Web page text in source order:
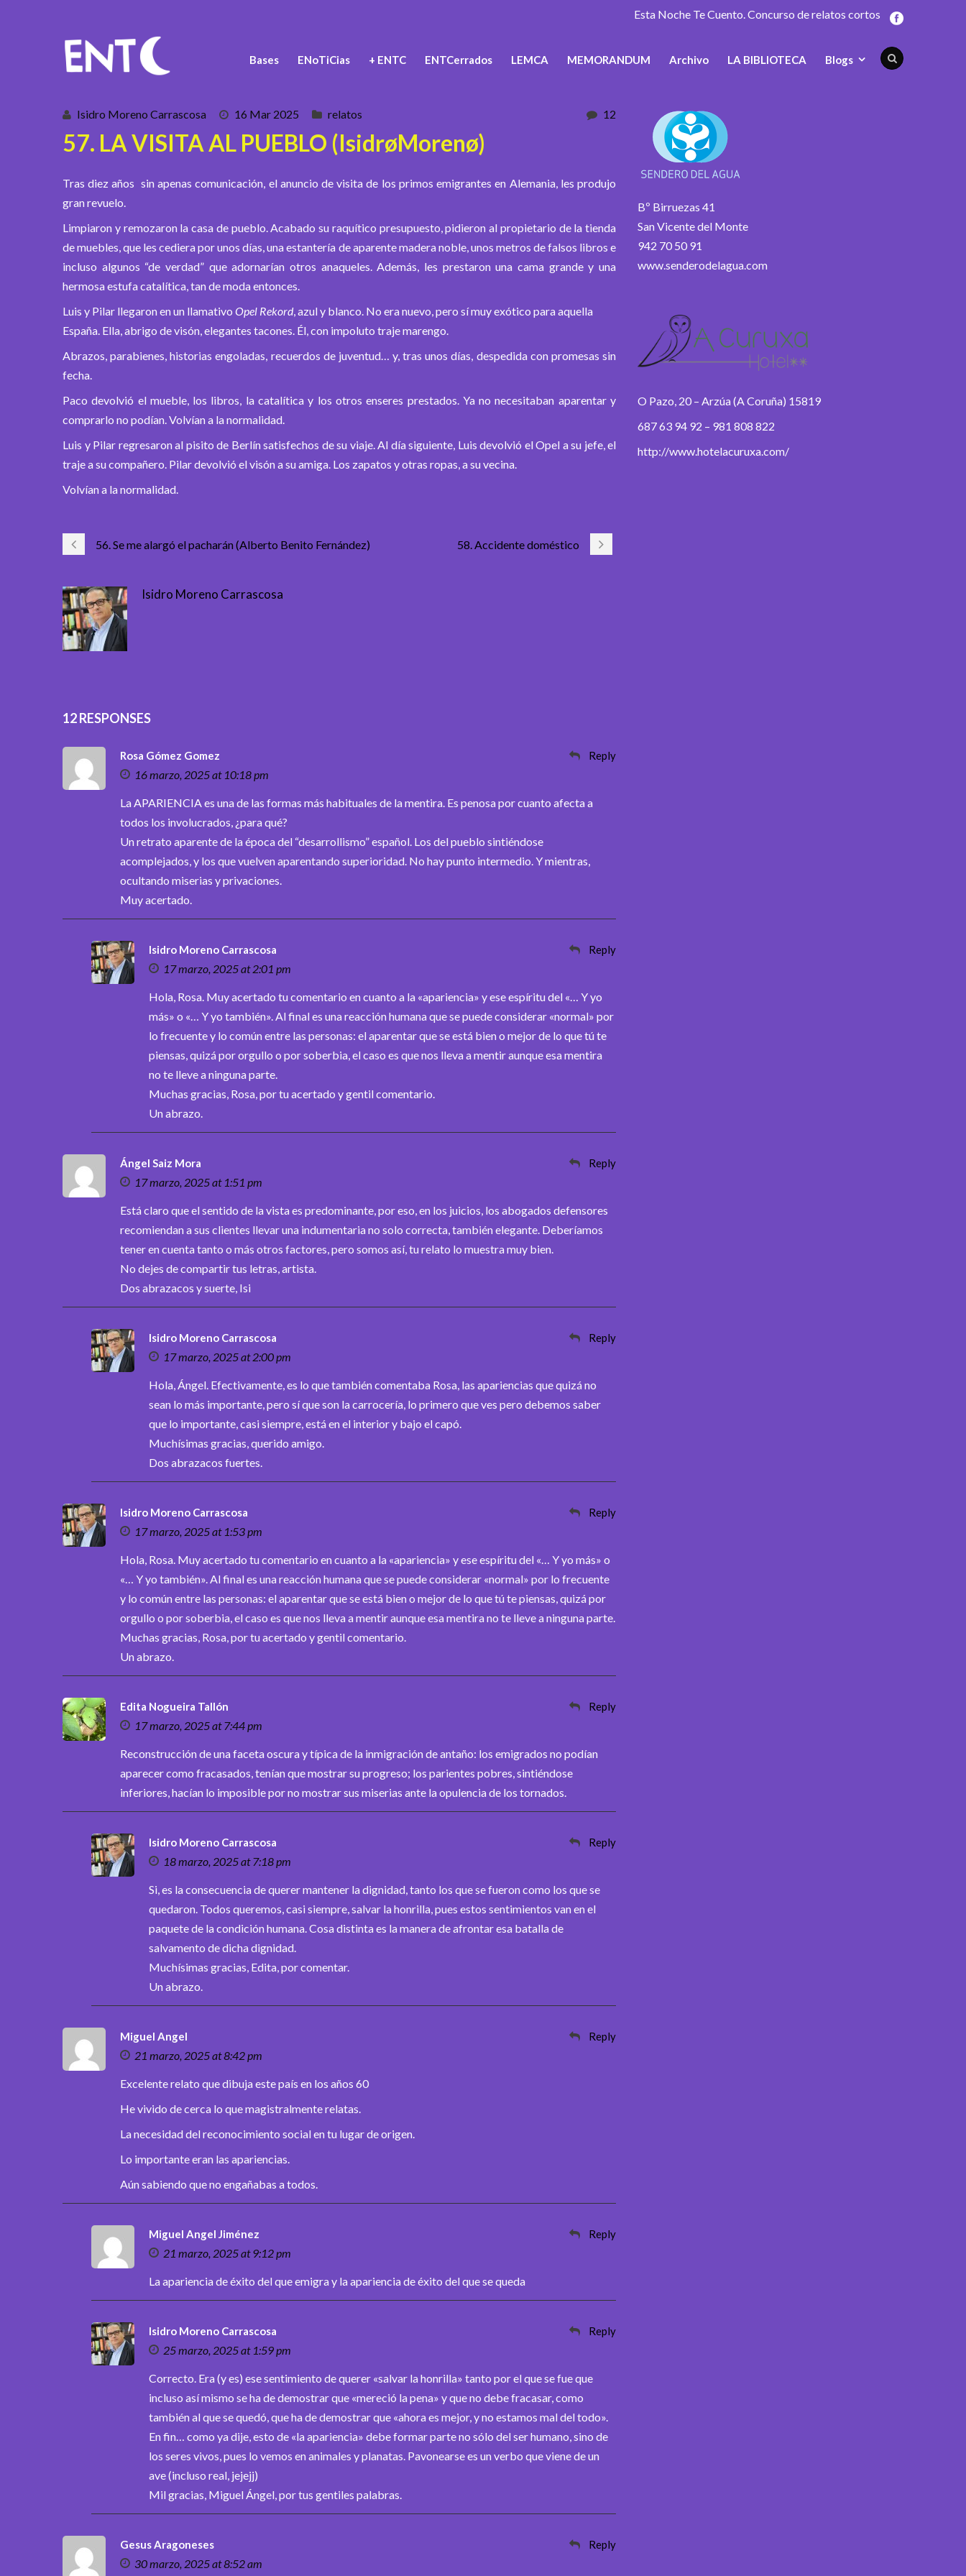
Esta Noche Te Cuento. Concurso de relatos cortos
Bases ENoTiCias + ENTC ENTCerrados LEMCA MEMORANDUM Archivo LA BIBLIOTECA Blogs
Isidro Moreno Carrascosa 16 Mar 2025 relatos 12
57. LA VISITA AL PUEBLO (IsidrøMorenø)
Tras diez años sin apenas comunicación, el anuncio de visita de los primos emigrantes en Alemania, les produjo
gran revuelo.
Limpiaron y remozaron la casa de pueblo. Acabado su raquítico presupuesto, pidieron al propietario de la tienda
de muebles, que les cediera por unos días, una estantería de aparente madera noble, unos metros de falsos libros e
incluso algunos “de verdad” que adornarían otros anaqueles. Además, les prestaron una cama grande y una
hermosa estufa catalítica, tan de moda entonces.
Luis y Pilar llegaron en un llamativo Opel Rekord, azul y blanco. No era nuevo, pero sí muy exótico para aquella
España. Ella, abrigo de visón, elegantes tacones. Él, con impoluto traje marengo.
Abrazos, parabienes, historias engoladas, recuerdos de juventud… y, tras unos días, despedida con promesas sin
fecha.
Paco devolvió el mueble, los libros, la catalítica y los otros enseres prestados. Ya no necesitaban aparentar y
comprarlo no podían. Volvían a la normalidad.
Luis y Pilar regresaron al pisito de Berlín satisfechos de su viaje. Al día siguiente, Luis devolvió el Opel a su jefe, el
traje a su compañero. Pilar devolvió el visón a su amiga. Los zapatos y otras ropas, a su vecina.
Volvían a la normalidad.
56. Se me alargó el pacharán (Alberto Benito Fernández) 58. Accidente doméstico
Isidro Moreno Carrascosa
12 RESPONSES
Rosa Gómez Gomez
16 marzo, 2025 at 10:18 pm
Reply
La APARIENCIA es una de las formas más habituales de la mentira. Es penosa por cuanto afecta a
todos los involucrados, ¿para qué?
Un retrato aparente de la época del “desarrollismo” español. Los del pueblo sintiéndose
acomplejados, y los que vuelven aparentando superioridad. No hay punto intermedio. Y mientras,
ocultando miserias y privaciones.
Muy acertado.
Isidro Moreno Carrascosa
17 marzo, 2025 at 2:01 pm
Reply
Hola, Rosa. Muy acertado tu comentario en cuanto a la «apariencia» y ese espíritu del «… Y yo
más» o «… Y yo también». Al final es una reacción humana que se puede considerar «normal» por
lo frecuente y lo común entre las personas: el aparentar que se está bien o mejor de lo que tú te
piensas, quizá por orgullo o por soberbia, el caso es que nos lleva a mentir aunque esa mentira
no te lleve a ninguna parte.
Muchas gracias, Rosa, por tu acertado y gentil comentario.
Un abrazo.
Ángel Saiz Mora
17 marzo, 2025 at 1:51 pm
Reply
Está claro que el sentido de la vista es predominante, por eso, en los juicios, los abogados defensores
recomiendan a sus clientes llevar una indumentaria no solo correcta, también elegante. Deberíamos
tener en cuenta tanto o más otros factores, pero somos así, tu relato lo muestra muy bien.
No dejes de compartir tus letras, artista.
Dos abrazacos y suerte, Isi
Isidro Moreno Carrascosa
17 marzo, 2025 at 2:00 pm
Reply
Hola, Ángel. Efectivamente, es lo que también comentaba Rosa, las apariencias que quizá no
sean lo más importante, pero sí que son la carrocería, lo primero que ves pero debemos saber
que lo importante, casi siempre, está en el interior y bajo el capó.
Muchísimas gracias, querido amigo.
Dos abrazacos fuertes.
Isidro Moreno Carrascosa
17 marzo, 2025 at 1:53 pm
Reply
Hola, Rosa. Muy acertado tu comentario en cuanto a la «apariencia» y ese espíritu del «… Y yo más» o
«… Y yo también». Al final es una reacción humana que se puede considerar «normal» por lo frecuente
y lo común entre las personas: el aparentar que se está bien o mejor de lo que tú te piensas, quizá por
orgullo o por soberbia, el caso es que nos lleva a mentir aunque esa mentira no te lleve a ninguna parte.
Muchas gracias, Rosa, por tu acertado y gentil comentario.
Un abrazo.
Edita Nogueira Tallón
17 marzo, 2025 at 7:44 pm
Reply
Reconstrucción de una faceta oscura y típica de la inmigración de antaño: los emigrados no podían
aparecer como fracasados, tenían que mostrar su progreso; los parientes pobres, sintiéndose
inferiores, hacían lo imposible por no mostrar sus miserias ante la opulencia de los tornados.
Isidro Moreno Carrascosa
18 marzo, 2025 at 7:18 pm
Reply
Si, es la consecuencia de querer mantener la dignidad, tanto los que se fueron como los que se
quedaron. Todos queremos, casi siempre, salvar la honrilla, pues estos sentimientos van en el
paquete de la condición humana. Cosa distinta es la manera de afrontar esa batalla de
salvamento de dicha dignidad.
Muchísimas gracias, Edita, por comentar.
Un abrazo.
Miguel Angel
21 marzo, 2025 at 8:42 pm
Reply
Excelente relato que dibuja este país en los años 60
He vivido de cerca lo que magistralmente relatas.
La necesidad del reconocimiento social en tu lugar de origen.
Lo importante eran las apariencias.
Aún sabiendo que no engañabas a todos.
Miguel Angel Jiménez
21 marzo, 2025 at 9:12 pm
Reply
La apariencia de éxito del que emigra y la apariencia de éxito del que se queda
Isidro Moreno Carrascosa
25 marzo, 2025 at 1:59 pm
Reply
Correcto. Era (y es) ese sentimiento de querer «salvar la honrilla» tanto por el que se fue que
incluso así mismo se ha de demostrar que «mereció la pena» y que no debe fracasar, como
también al que se quedó, que ha de demostrar que «ahora es mejor, y no estamos mal del todo».
En fin… como ya dije, esto de «la apariencia» debe formar parte no sólo del ser humano, sino de
los seres vivos, pues lo vemos en animales y planatas. Pavonearse es un verbo que viene de un
ave (incluso real, jejejj)
Mil gracias, Miguel Ángel, por tus gentiles palabras.
Gesus Aragoneses
30 marzo, 2025 at 8:52 am
Reply
Bº Birruezas 41
San Vicente del Monte
942 70 50 91
www.senderodelagua.com
O Pazo, 20 – Arzúa (A Coruña) 15819
687 63 94 92 – 981 808 822
http://www.hotelacuruxa.com/